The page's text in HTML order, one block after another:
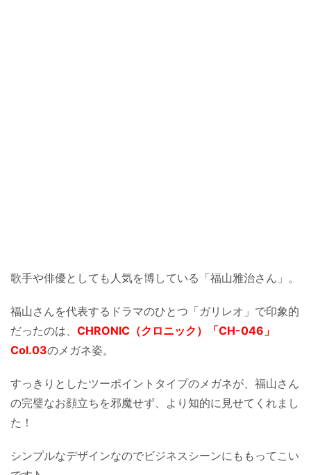
歌手や俳優としても人気を博している「福山雅治さん」。
福山さんを代表するドラマのひとつ「ガリレオ」で印象的
だったのは、 CHRONIC（クロニック）「CH-046」
Col.03のメガネ姿。
すっきりとしたツーポイントタイプのメガネが、福山さん
の完璧なお顔立ちを邪魔せず、より知的に見せてくれまし
た！
シンプルなデザインなのでビジネスシーンにももってこい